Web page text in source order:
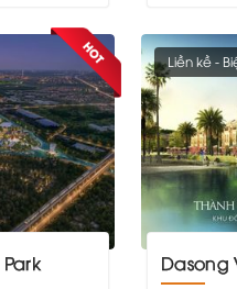
Park
Liền kề -